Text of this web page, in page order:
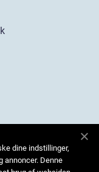
dine indstillinger,
annoncer. Denne